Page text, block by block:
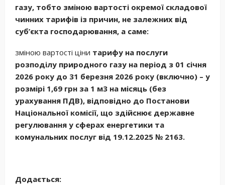
газу, тобто зміною вартості окремої складової
чинних тарифів із причин, не залежних від
суб’єкта господарювання, а саме:
зміною вартості ціни тарифу на послуги
розподілу природного газу на період з 01 січня
2026 року до 31 березня 2026 року (включно) – у
розмірі 1,69 грн за 1 м3 на місяць (без
урахування ПДВ), відповідно до Постанови
Національної комісії, що здійснює державне
регулювання у сферах енергетики та
комунальних послуг від 19.12.2025 № 2163.
Додається: